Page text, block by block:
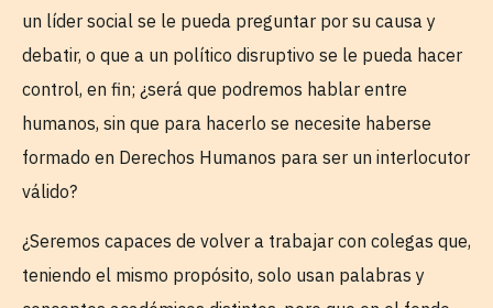
un líder social se le pueda preguntar por su causa y
debatir, o que a un político disruptivo se le pueda hacer
control, en fin; ¿será que podremos hablar entre
humanos, sin que para hacerlo se necesite haberse
formado en Derechos Humanos para ser un interlocutor
válido?
¿Seremos capaces de volver a trabajar con colegas que,
teniendo el mismo propósito, solo usan palabras y